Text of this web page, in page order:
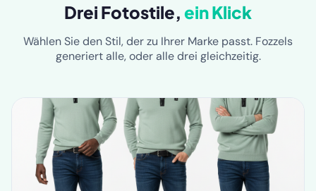
Drei Fotostile, ein Klick
Wählen Sie den Stil, der zu Ihrer Marke passt. Fozzels
generiert alle, oder alle drei gleichzeitig.